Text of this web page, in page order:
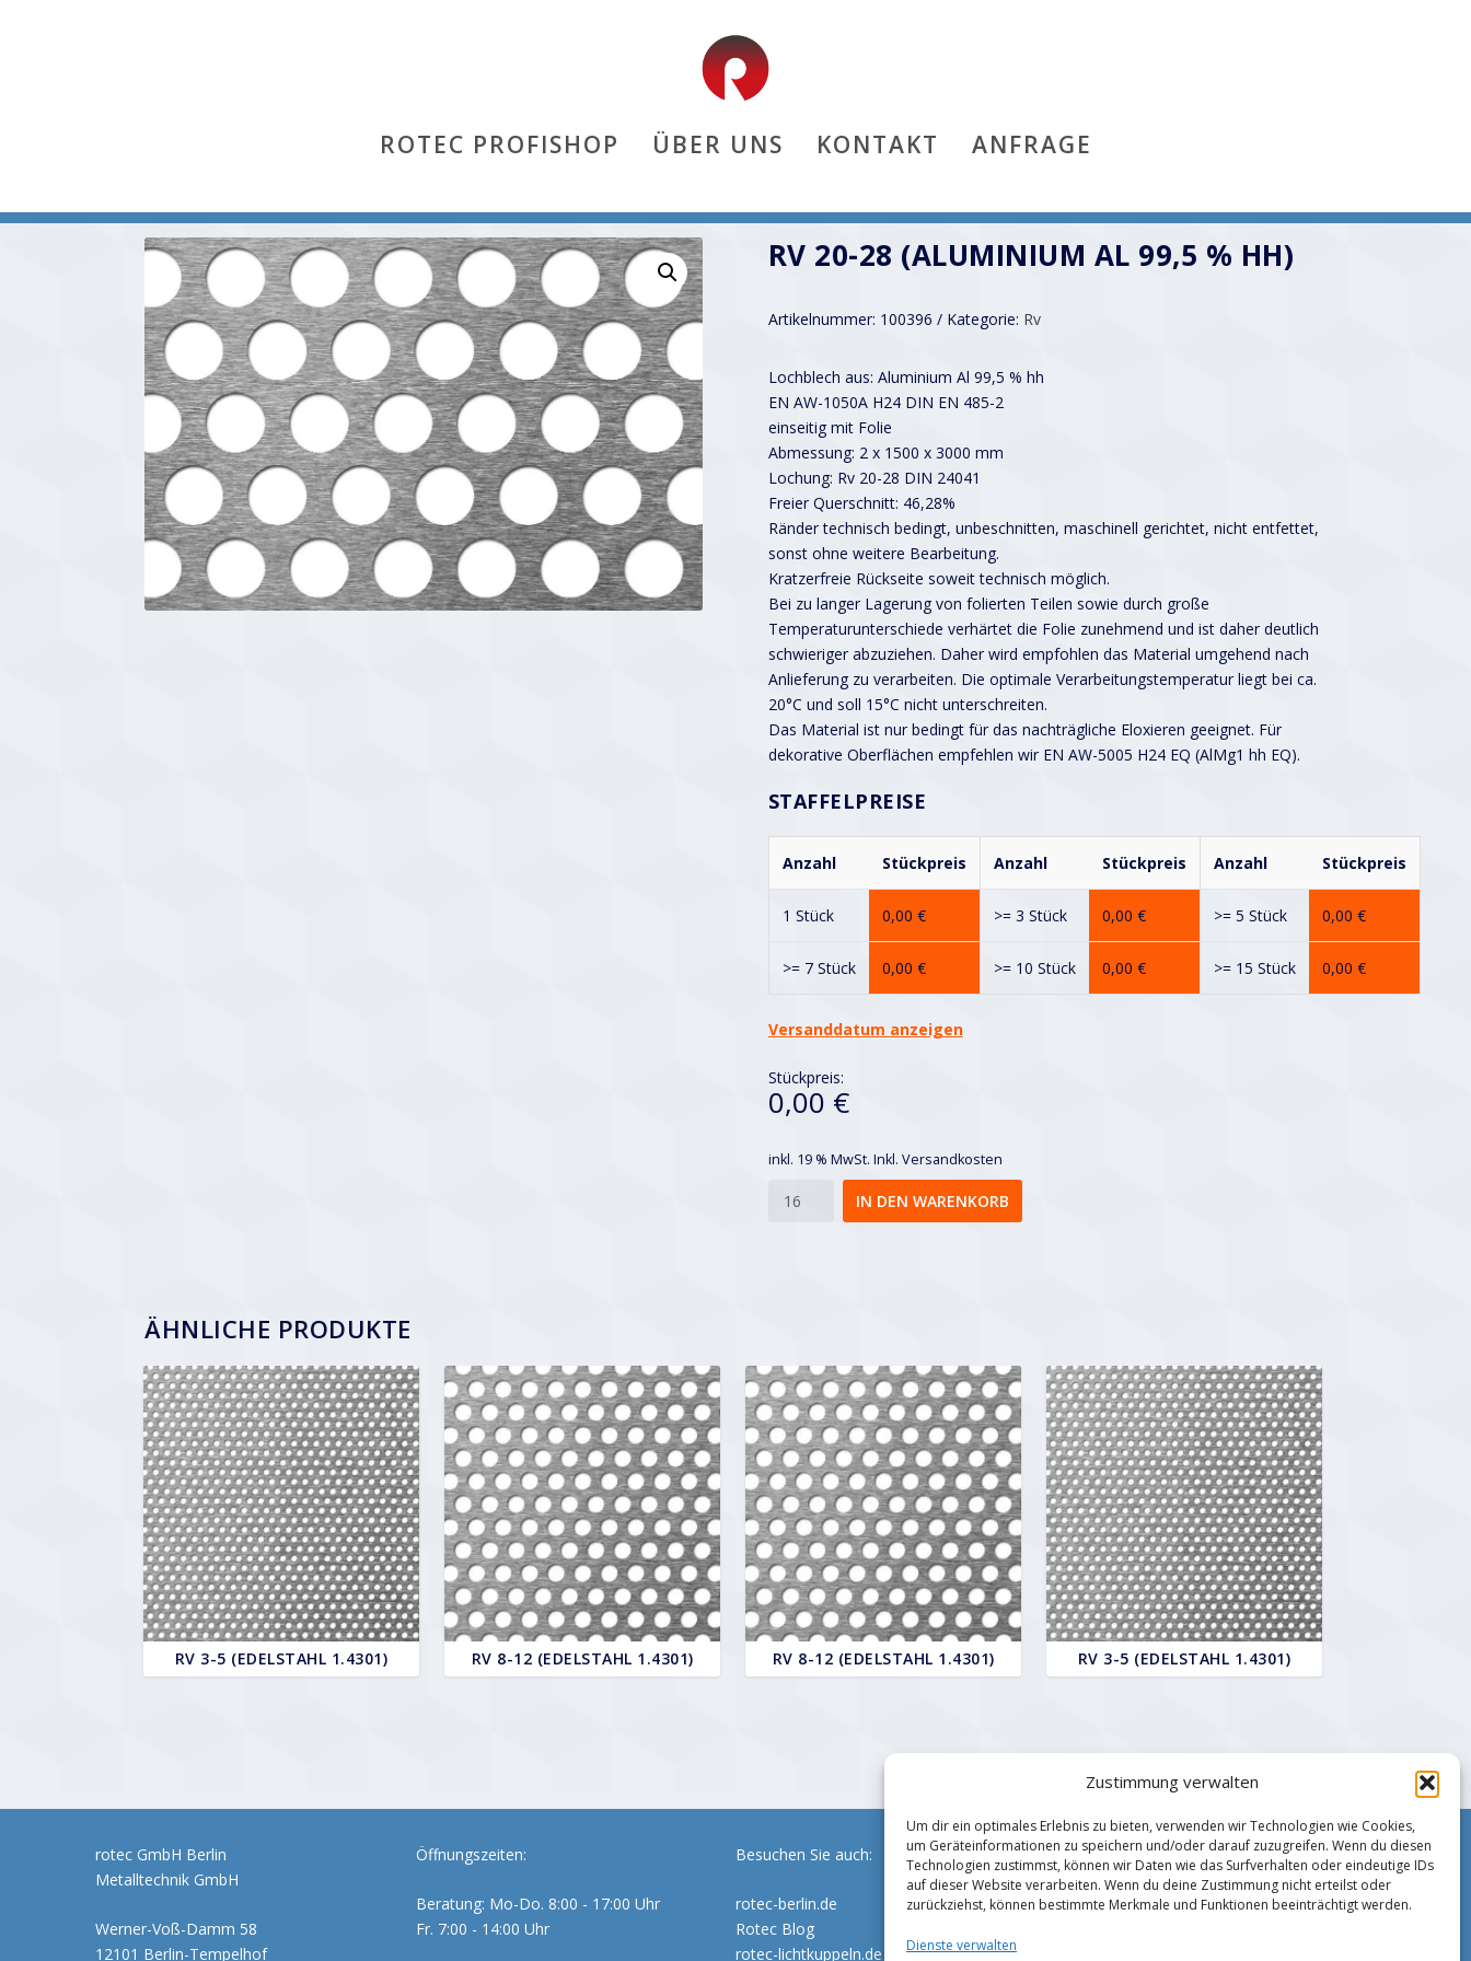
Zustimmung verwalten
Um dir ein optimales Erlebnis zu bieten, verwenden wir Technologien wie Cookies,
um Geräteinformationen zu speichern und/oder darauf zuzugreifen. Wenn du diesen
Technologien zustimmst, können wir Daten wie das Surfverhalten oder eindeutige IDs
auf dieser Website verarbeiten. Wenn du deine Zustimmung nicht erteilst oder
zurückziehst, können bestimmte Merkmale und Funktionen beeinträchtigt werden.
Dienste verwalten
ROTEC PROFISHOP ÜBER UNS KONTAKT ANFRAGE
Start/Rv/ Rv 20-28 (Aluminium Al 99,5 % hh)
RV 20-28 (ALUMINIUM AL 99,5 % HH)
Artikelnummer: 100396 Kategorie: Rv
Lochblech aus: Aluminium Al 99,5 % hh
EN AW-1050A H24 DIN EN 485-2
einseitig mit Folie
Abmessung: 2 x 1500 x 3000 mm
Lochung: Rv 20-28 DIN 24041
Freier Querschnitt: 46,28%
Ränder technisch bedingt, unbeschnitten, maschinell gerichtet, nicht entfettet,
sonst ohne weitere Bearbeitung.
Kratzerfreie Rückseite soweit technisch möglich.
Bei zu langer Lagerung von folierten Teilen sowie durch große
Temperaturunterschiede verhärtet die Folie zunehmend und ist daher deutlich
schwieriger abzuziehen. Daher wird empfohlen das Material umgehend nach
Anlieferung zu verarbeiten. Die optimale Verarbeitungstemperatur liegt bei ca.
20°C und soll 15°C nicht unterschreiten.
Das Material ist nur bedingt für das nachträgliche Eloxieren geeignet. Für
dekorative Oberflächen empfehlen wir EN AW-5005 H24 EQ (AlMg1 hh EQ).
STAFFELPREISE
Anzahl Stückpreis Anzahl Stückpreis Anzahl Stückpreis
1 Stück 0,00 € >= 3 Stück 0,00 € >= 5 Stück 0,00 €
>= 7 Stück 0,00 € >= 10 Stück 0,00 € >= 15 Stück 0,00 €
Versanddatum anzeigen
Stückpreis:
0,00 €
inkl. 19 % MwSt. Inkl. Versandkosten
IN DEN WARENKORB
ÄHNLICHE PRODUKTE
RV 3-5 (EDELSTAHL 1.4301) RV 8-12 (EDELSTAHL 1.4301) RV 8-12 (EDELSTAHL 1.4301) RV 3-5 (EDELSTAHL 1.4301)
rotec GmbH Berlin
Metalltechnik GmbH
Werner-Voß-Damm 58
12101 Berlin-Tempelhof
Öffnungszeiten:
Beratung: Mo-Do. 8:00 - 17:00 Uhr
Fr. 7:00 - 14:00 Uhr
Besuchen Sie auch:
rotec-berlin.de
Rotec Blog
rotec-lichtkuppeln.de
Impressum
Zahlungsmethoden
Datenschutz